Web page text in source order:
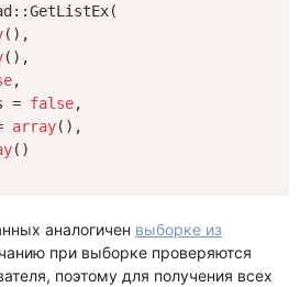
(),
(),
,
=
false,
array(),
()
аналогичен выборке из
при выборке проверяются
поэтому для получения всех